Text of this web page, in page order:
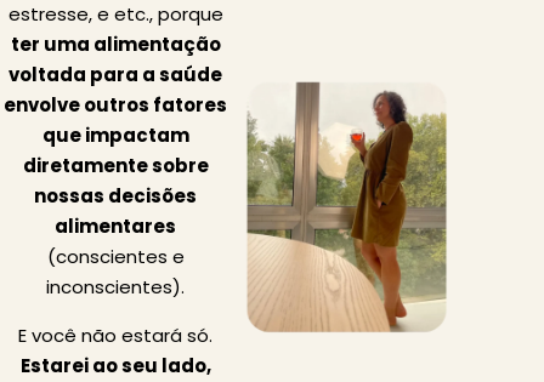
estresse, e etc., porque
ter uma alimentação
voltada para a saúde
envolve outros fatores
que impactam
diretamente sobre
nossas decisões
alimentares
(conscientes e
inconscientes).
E você não estará só.
Estarei ao seu lado,